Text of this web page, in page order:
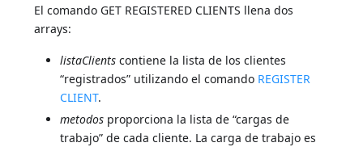
El comando GET REGISTERED CLIENTS llena dos
arrays:
listaClients contiene la lista de los clientes
“registrados” utilizando el comando REGISTER
CLIENT.
metodos proporciona la lista de “cargas de
trabajo” de cada cliente. La carga de trabajo es